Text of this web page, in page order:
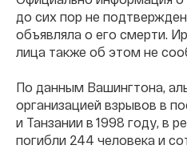
до сих пор не
объявляла о его смерти.
лица также об этом не
По данным Вашингтона,
организацией взрывов в
и Танзании в 1998 году, в
погибли 244 человека и